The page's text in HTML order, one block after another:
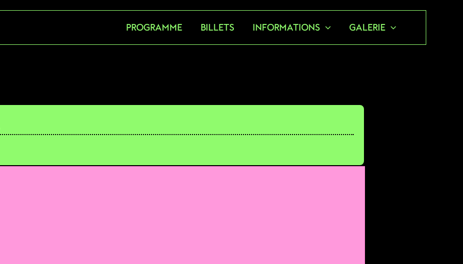
PROGRAMME BILLETS INFORMATIONS GALERIE